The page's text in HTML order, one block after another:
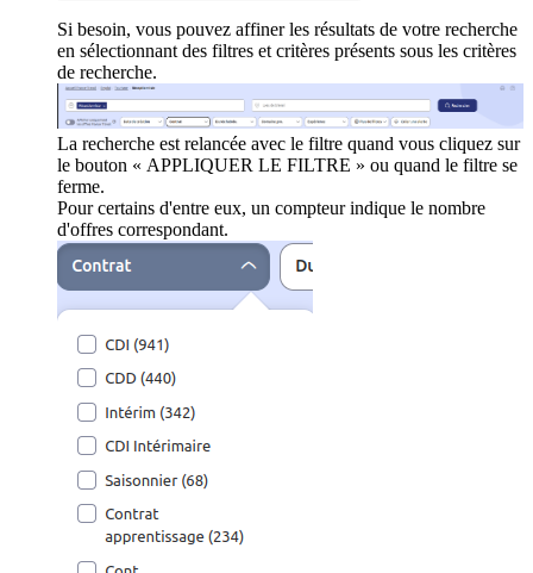
Si besoin, vous pouvez affiner les résultats de votre recherche
en sélectionnant des filtres et critères présents sous les critères
de recherche.
La recherche est relancée avec le filtre quand vous cliquez sur
le bouton « APPLIQUER LE FILTRE » ou quand le filtre se
ferme.
Pour certains d'entre eux, un compteur indique le nombre
d'offres correspondant.